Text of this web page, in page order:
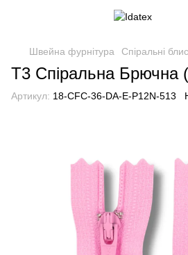
Швейна фурнітура Спіральні
Т3 Спіральна Брючна
Артикул: 18-CFC-36-DA-E-P12N-513